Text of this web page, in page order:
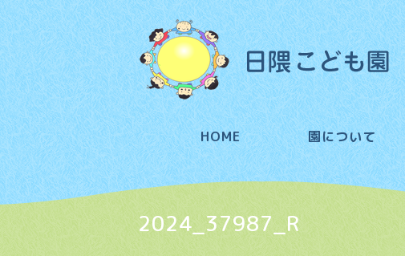
HOME 園について
2024_37987_R